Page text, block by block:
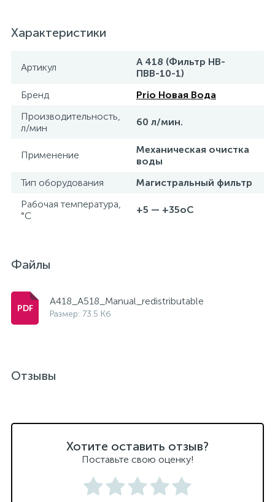
Характеристики
Артикул
А 418 (Фильтр НВ-
ПВВ-10-1)
Бренд
Prio Новая Вода
Производительность,
л/мин
60 л/мин.
Применение
Механическая очистка
воды
Тип оборудования
Магистральный фильтр
Рабочая температура,
°C
+5 — +35оС
Файлы
A418_A518_Manual_redistributable
Размер: 73.5 Кб
Отзывы
Хотите оставить отзыв?
Поставьте свою оценку!